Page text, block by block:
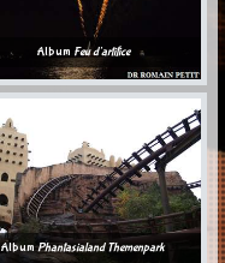
Album Feu d'artifice
AlbumPhantasialand Themenpark